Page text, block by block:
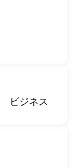
ビジネス